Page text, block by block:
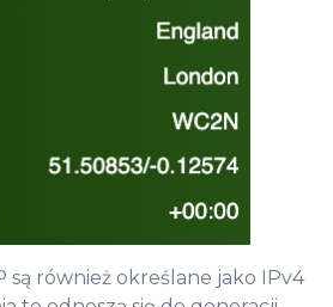
są również określane jako IPv4